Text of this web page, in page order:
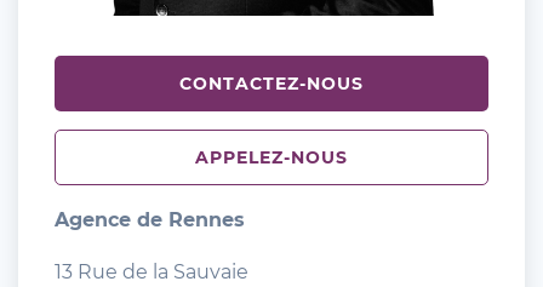
CONTACTEZ-NOUS
APPELEZ-NOUS
Agence de Rennes
13 Rue de la Sauvaie